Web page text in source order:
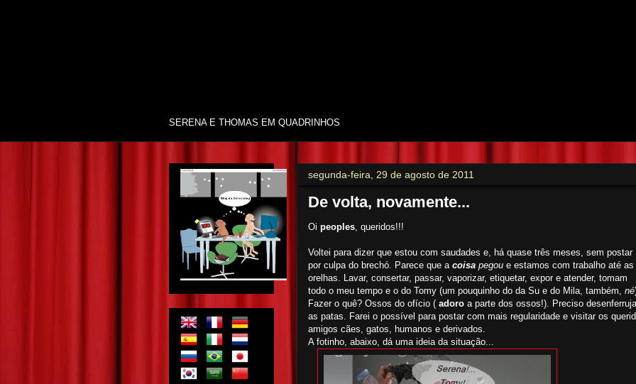
SERENA E THOMAS EM QUADRINHOS
segunda-feira, 29 de agosto de 2011
De volta, novamente...
Oi peoples , queridos!!!
Voltei para dizer que estou com saudades e, há quase três meses, sem postar
por culpa do brechó. Parece que a coisa pegou e estamos com trabalho até as
orelhas. Lavar, consertar, passar, vaporizar, etiquetar, expor e atender, tomam
todo o meu tempo e o do Tomy (um pouquinho do da Su e do Mila, também, né
Fazer o quê? Ossos do ofício ( adoro a parte dos ossos!). Preciso
as patas. Farei o possível para postar com mais regularidade e visitar os
amigos cães, gatos, humanos e derivados.
A fotinho, abaixo, dá uma ideia da situação...